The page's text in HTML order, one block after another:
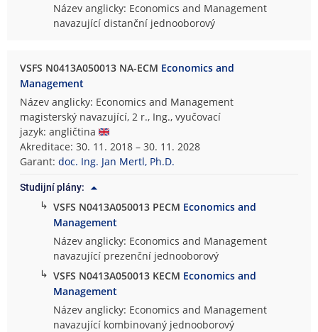
Název anglicky: Economics and Management
navazující distanční jednooborový
VSFS N0413A050013 NA-ECM Economics and
Management
Název anglicky: Economics and Management
magisterský navazující, 2 r., Ing., vyučovací
jazyk: angličtina
Akreditace: 30. 11. 2018 – 30. 11. 2028
Garant:doc. Ing. Jan Mertl, Ph.D.
Studijní plány:
↳ VSFS N0413A050013 PECM Economics and
Management
Název anglicky: Economics and Management
navazující prezenční jednooborový
↳ VSFS N0413A050013 KECM Economics and
Management
Název anglicky: Economics and Management
navazující kombinovaný jednooborový